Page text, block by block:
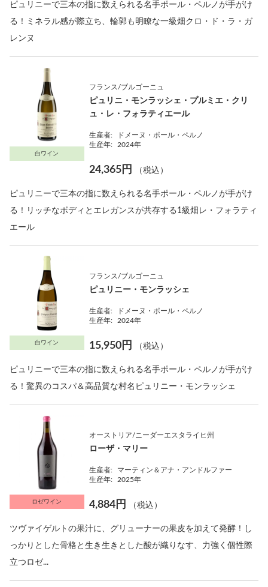
ピュリニーで三本の指に数えられる名手ポール・ペルノが手がけ
る！ミネラル感が際立ち、輪郭も明瞭な一級畑クロ・ド・ラ・ガ
レンヌ
白ワイン
フランス/ブルゴーニュ
ピュリニ・モンラッシェ・プルミエ・クリ
ュ・レ・フォラティエール
生産者:
ドメーヌ・ポール・ペルノ
生産年:
2024年
24,365円 （税込）
ピュリニーで三本の指に数えられる名手ポール・ペルノが手がけ
る！リッチなボディとエレガンスが共存する1級畑レ・フォラティ
エール
白ワイン
フランス/ブルゴーニュ
ピュリニー・モンラッシェ
生産者:
ドメーヌ・ポール・ペルノ
生産年:
2024年
15,950円 （税込）
ピュリニーで三本の指に数えられる名手ポール・ペルノが手がけ
る！驚異のコスパ＆高品質な村名ピュリニー・モンラッシェ
ロゼワイン
オーストリア/ニーダーエスタライヒ州
ローザ・マリー
生産者:
マーティン＆アナ・アンドルファー
生産年:
2025年
4,884円 （税込）
ツヴァイゲルトの果汁に、グリューナーの果皮を加えて発酵！し
っかりとした骨格と生き生きとした酸が織りなす、力強く個性際
立つロゼ...